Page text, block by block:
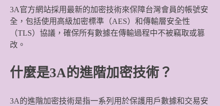
3A官方網站採用最新的加密技術來保障台灣會員的帳號安
全，包括使用高級加密標準（AES）和傳輸層安全性
（TLS）協議，確保所有數據在傳輸過程中不被竊取或篡
改。
什麼是3A的進階加密技術？
3A的進階加密技術是指一系列用於保護用戶數據和交易安